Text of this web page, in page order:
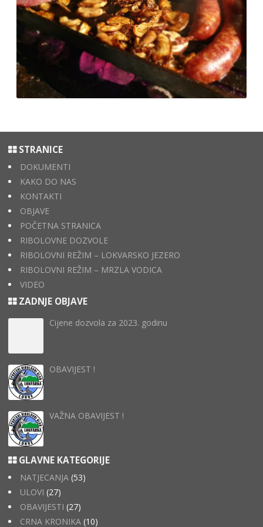
STRANICE
DOKUMENTI
KAKO DO NAS
KONTAKTI
OBJAVE
POČETNA STRANICA
RIBOLOVNE DOZVOLE
RIBOLOVNI REŽIM – LOKVARSKO JEZERO
RIBOLOVNI REŽIM – MRZLA VODICA
VIDEO
ZADNJE OBJAVE
Cijene dozvola za 2023. godinu
OBAVIJEST !
VAŽNA OBAVIJEST !
GLAVNE KATEGORIJE
NATJECANJA (53)
ULOVI (27)
OBAVIJESTI (27)
CRNA KRONIKA (10)